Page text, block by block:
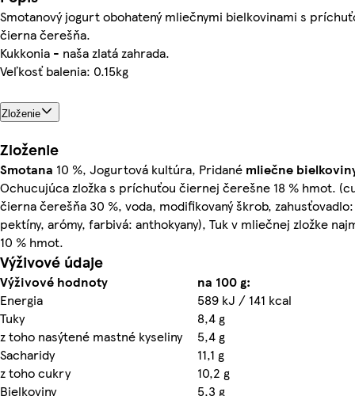
Smotanový jogurt obohatený mliečnymi bielkovinami s
čierna čerešňa.
Kukkonia - naša zlatá zahrada.
Veľkosť balenia: 0.15kg
Zloženie
Zloženie
Smotana 10 %, Jogurtová kultúra, Pridané mliečne
Ochucujúca zložka s príchuťou čiernej čerešne 18 % hmot.
čierna čerešňa 30 %, voda, modifikovaný škrob, zahusťovadlo:
pektíny, arómy, farbivá: anthokyany), Tuk v mliečnej zložke
10 % hmot.
Výživové údaje
Výživové hodnoty
na 100 g:
Energia
589 kJ / 141 kcal
Tuky
8,4 g
z toho nasýtené mastné kyseliny
5,4 g
Sacharidy
11,1 g
z toho cukry
10,2 g
Bielkoviny
5,3 g